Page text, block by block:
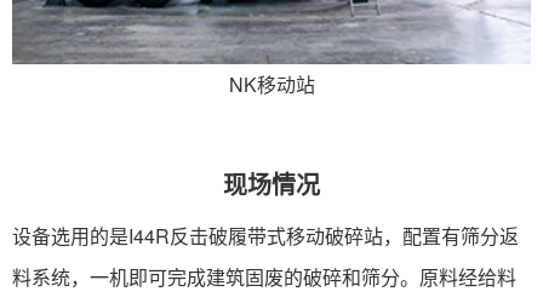
NK移动站
现场情况
设备选用的是I44R反击破履带式移动破碎站，配置有筛分返
料系统，一机即可完成建筑固废的破碎和筛分。原料经给料